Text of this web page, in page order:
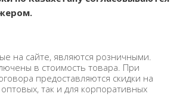
на сайте, являются розничными.
в стоимость товара. При
предоставляются скидки на
так и для корпоративных